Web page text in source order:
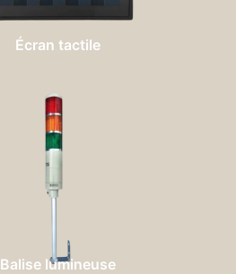
Écran tactile
Balise lumineuse